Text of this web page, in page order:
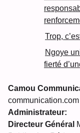
Trop,
Ngoye
fierté
Camou
communication.com
Administrateur:
Directeur Général